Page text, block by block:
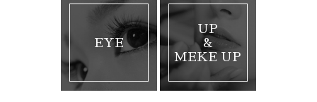
EYE
UP
&
MEKE UP